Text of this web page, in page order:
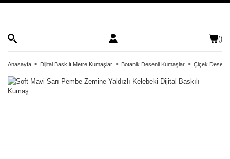
()
Anasayfa Dijital Baskılı Metre Kumaşlar Botanik Desenli Kumaşlar Çiçek Desenli